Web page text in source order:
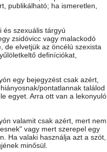
publikálható; ha ismeretlen,
és szexuális tárgyú
zsidóvicc vagy malackodó
de elvetjük az öncélú szexista
definíciókat,
egy bejegyzést csak azért,
pontatlannak találod
egyet. Arra ott van a lekonyuló
valamit csak azért, mert nem
vagy mert szerepel egy
Ha valaki használja azt a szót,
minősül.